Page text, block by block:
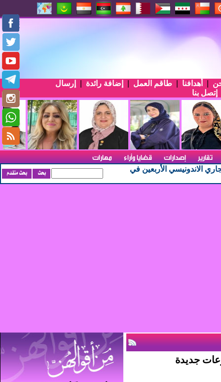
أهدافنا طاقم العمل إضافة رائدة
إرسال
إتصل بنا
تقارير إصدارات قضايا وأراء مهارات
الاندونيسي الأربعين في
جديدة